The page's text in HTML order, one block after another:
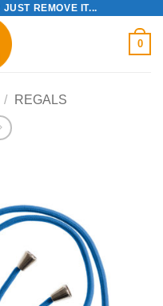
REMOVE IT...
0
/ REGALS